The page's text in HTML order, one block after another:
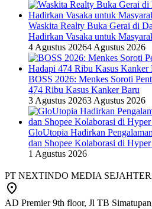
Waskita Realty Buka Gerai di
Hadirkan Vasaka untuk
4 Agustus 20264 Agustus 2026
BOSS 2026: Menkes Soroti
474 Ribu Kasus Kanker Baru
3 Agustus 20263 Agustus 2026
GloUtopia Hadirkan
dan Shopee Kolaborasi di
1 Agustus 2026
PT NEXTINDO MEDIA
AD Premier 9th floor, Jl TB